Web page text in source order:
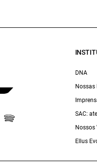
DNA
Nossas
SAC:
Nossos
Ellus